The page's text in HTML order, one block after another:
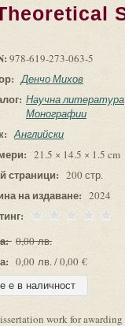
978-619-273-063-5
Денчо Михов
Научна литература
Монографии
Английски
21.5 × 14.5 × 1.5 cm
страници: 200 стр.
на издаване: 2024
0,00 лв.
0,00 лв. / 0,00 €
work for